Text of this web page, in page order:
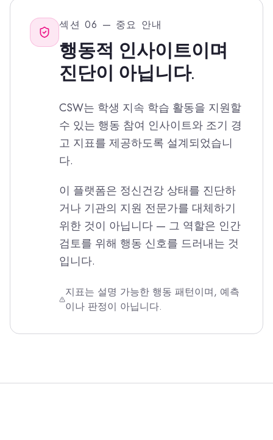
섹션 06 — 중요 안내
행동적 인사이트이며
진단이 아닙니다.
CSW는 학생 지속 학습 활동을 지원할
수 있는 행동 참여 인사이트와 조기 경
고 지표를 제공하도록 설계되었습니
다.
이 플랫폼은 정신건강 상태를 진단하
거나 기관의 지원 전문가를 대체하기
위한 것이 아닙니다 — 그 역할은 인간
검토를 위해 행동 신호를 드러내는 것
입니다.
지표는 설명 가능한 행동 패턴이며, 예측
이나 판정이 아닙니다.